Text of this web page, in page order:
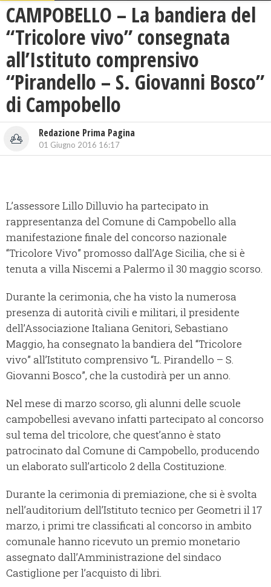
CAMPOBELLO – La bandiera del
“Tricolore vivo” consegnata
all’Istituto comprensivo
“Pirandello – S. Giovanni Bosco”
di Campobello
Redazione Prima Pagina
01 Giugno 2016 16:17
L’assessore Lillo Dilluvio ha partecipato in
rappresentanza del Comune di Campobello alla
manifestazione finale del concorso nazionale
“Tricolore Vivo” promosso dall’Age Sicilia, che si è
tenuta a villa Niscemi a Palermo il 30 maggio scorso.
Durante la cerimonia, che ha visto la numerosa
presenza di autorità civili e militari, il presidente
dell’Associazione Italiana Genitori, Sebastiano
Maggio, ha consegnato la bandiera del “Tricolore
vivo” all’Istituto comprensivo “L. Pirandello – S.
Giovanni Bosco”, che la custodirà per un anno.
Nel mese di marzo scorso, gli alunni delle scuole
campobellesi avevano infatti partecipato al concorso
sul tema del tricolore, che quest’anno è stato
patrocinato dal Comune di Campobello, producendo
un elaborato sull’articolo 2 della Costituzione.
Durante la cerimonia di premiazione, che si è svolta
nell’auditorium dell’Istituto tecnico per Geometri il 17
marzo, i primi tre classificati al concorso in ambito
comunale hanno ricevuto un premio monetario
assegnato dall’Amministrazione del sindaco
Castiglione per l’acquisto di libri.